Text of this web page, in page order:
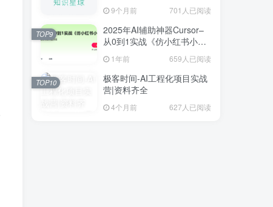
9个月前 701人已阅读
2025年AI辅助神器Cursor–
从0到1实战《仿小红书小程
序》1年前 659人已阅读
TOP9
极客时间-AI工程化项目实战
营|资料齐全
4个月前 627人已阅读
TOP10